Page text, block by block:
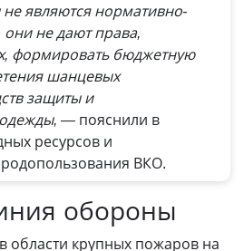
являются нормативно-
не дают права,
формировать бюджетную
шанцевых
защиты и
— пояснили в
ресурсов и
ВКО.
обороны
области крупных пожаров на